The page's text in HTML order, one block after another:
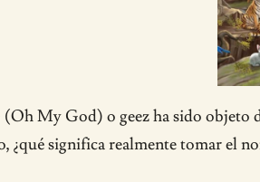
My God) o geez ha sido objeto
¿qué significa realmente tomar el